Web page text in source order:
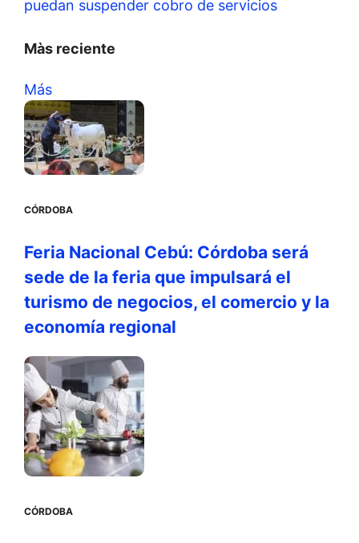
puedan suspender cobro de servicios
Màs reciente
Más
CÓRDOBA
Feria Nacional Cebú: Córdoba será
sede de la feria que impulsará el
turismo de negocios, el comercio y la
economía regional
CÓRDOBA